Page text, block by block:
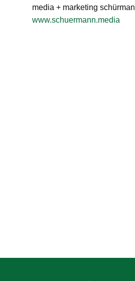
media + marketing
www.schuermann.media